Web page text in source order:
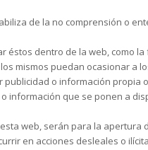
de la no comprensión o
éstos dentro de la web, como
mismos puedan ocasionar a
o información propia
información que se ponen a
web, serán para la apertura
en acciones desleales o